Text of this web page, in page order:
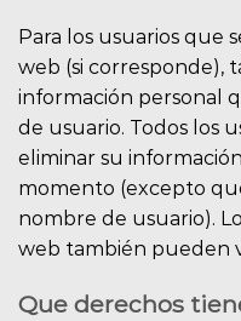
Para los usuarios que
web (si corresponde),
información personal
de usuario. Todos los
eliminar su
momento (excepto
nombre de usuario).
web también pueden
Que derechos